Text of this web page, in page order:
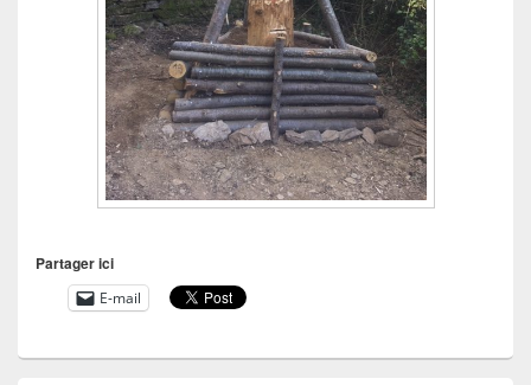
Partager ici
E-mail